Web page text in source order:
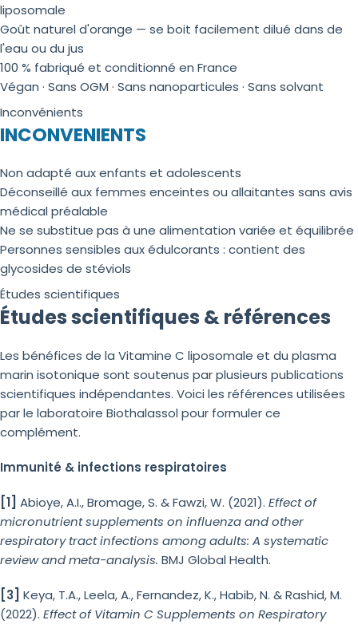
liposomale
Goût naturel d'orange — se boit facilement dilué dans de
l'eau ou du jus
100 % fabriqué et conditionné en France
Végan · Sans OGM · Sans nanoparticules · Sans solvant
Inconvénients
INCONVENIENTS
Non adapté aux enfants et adolescents
Déconseillé aux femmes enceintes ou allaitantes sans avis
médical préalable
Ne se substitue pas à une alimentation variée et équilibrée
Personnes sensibles aux édulcorants : contient des
glycosides de stéviols
Études scientifiques
Études scientifiques & références
Les bénéfices de la Vitamine C liposomale et du plasma
marin isotonique sont soutenus par plusieurs publications
scientifiques indépendantes. Voici les références utilisées
par le laboratoire Biothalassol pour formuler ce
complément.
Immunité & infections respiratoires
[1] Abioye, A.I., Bromage, S. & Fawzi, W. (2021). Effect of
micronutrient supplements on influenza and other
respiratory tract infections among adults: A systematic
review and meta-analysis. BMJ Global Health.
[3]
Keya, T.A., Leela, A., Fernandez, K., Habib, N. & Rashid, M.
(2022). Effect of Vitamin C Supplements on Respiratory